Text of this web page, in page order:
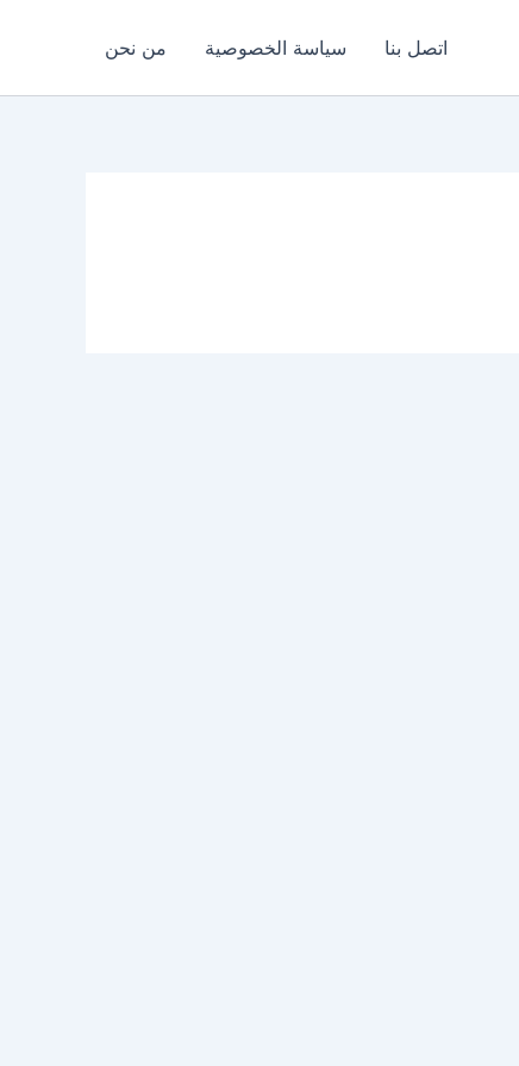
اتصل بنا سياسة الخصوصية من نحن